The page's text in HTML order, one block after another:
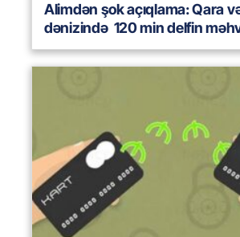
Alimdən şok açıqlama: Qara
dənizində 120 min delfin